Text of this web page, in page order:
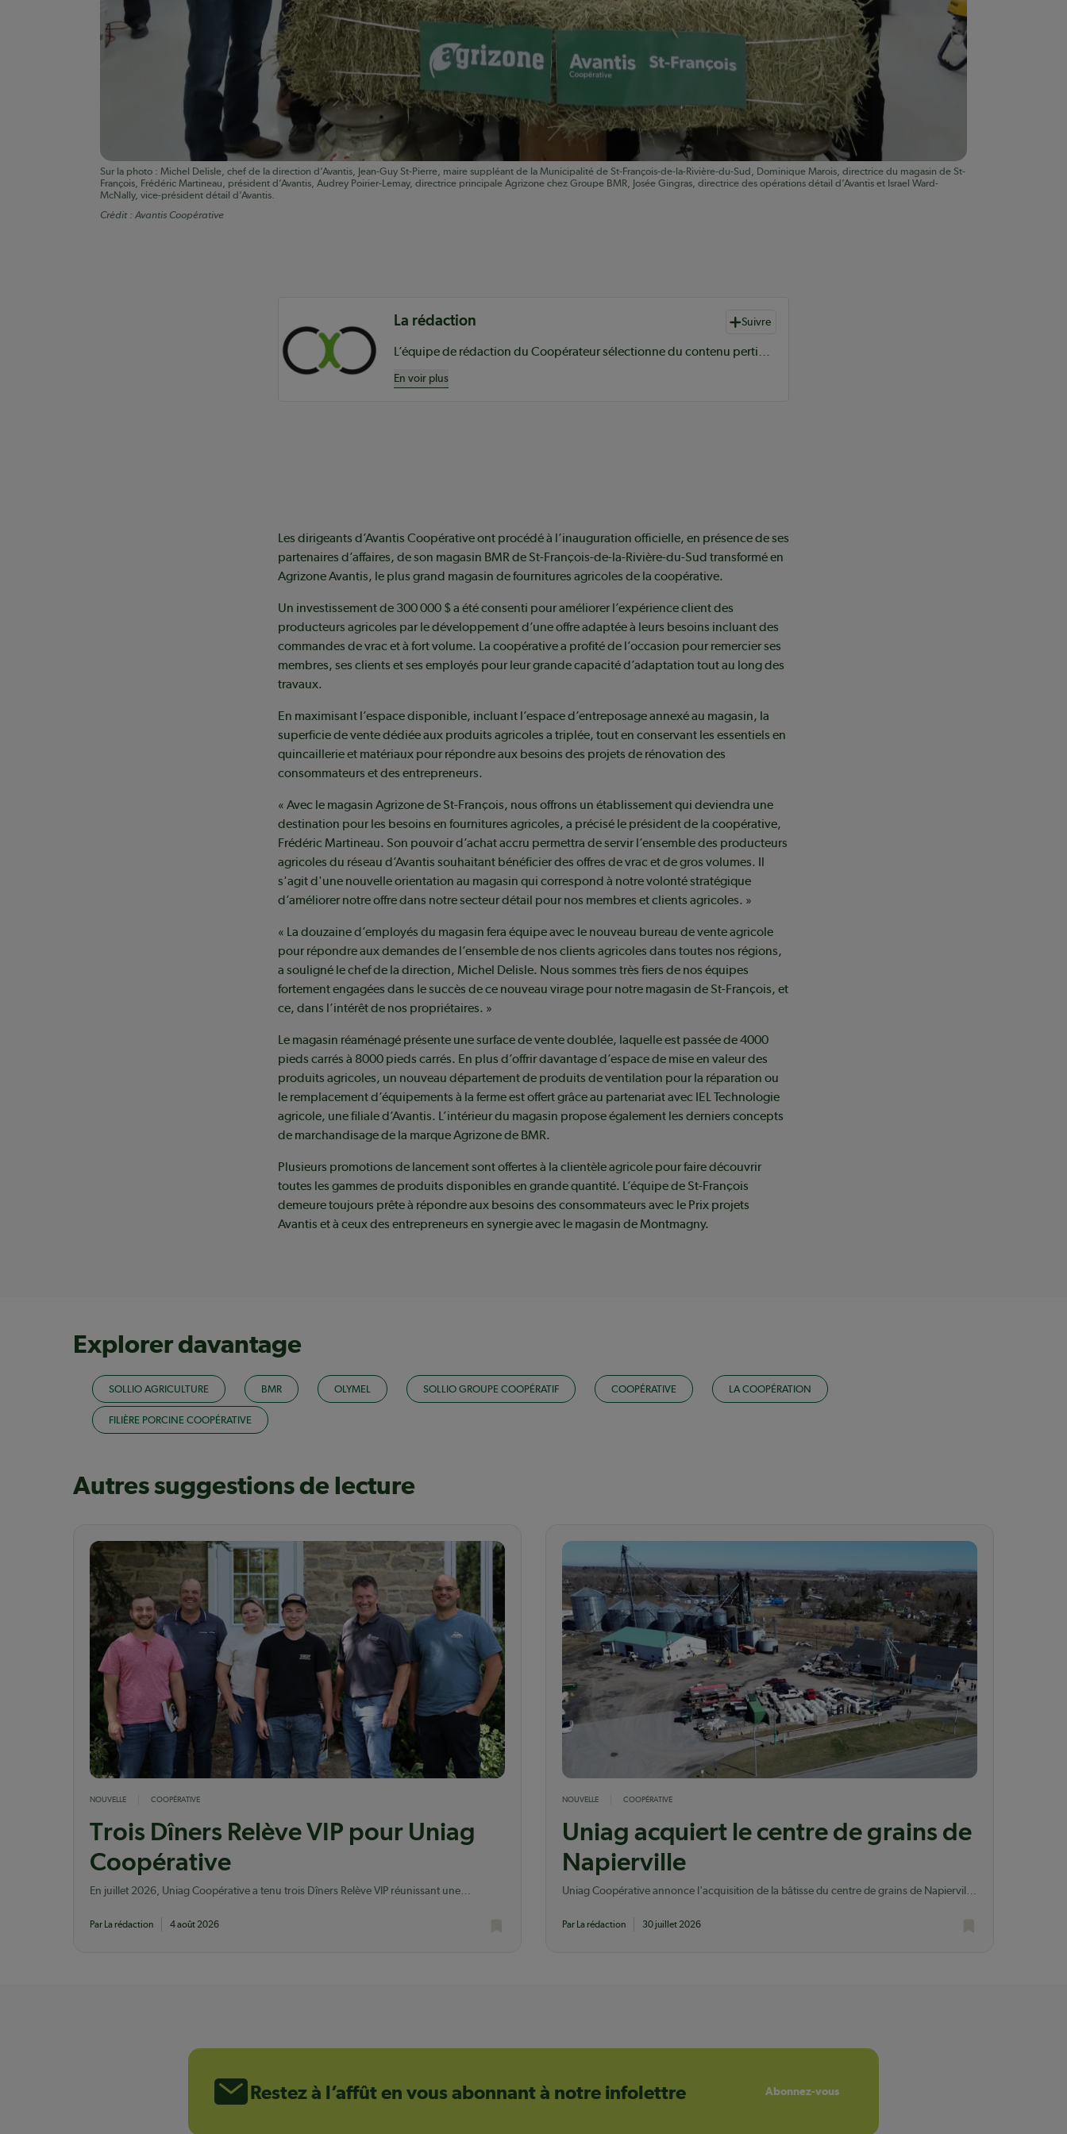
Sur la photo : Michel Delisle, chef de la direction d’Avantis, Jean-Guy St-Pierre, maire suppléant de la Municipalité de St-François-de-la-Rivière-du-Sud, Dominique Marois, directrice du magasin de St-
François, Frédéric Martineau, président d’Avantis, Audrey Poirier-Lemay, directrice principale Agrizone chez Groupe BMR, Josée Gingras, directrice des opérations détail d’Avantis et Israel Ward-
McNally, vice-président détail d’Avantis.
Crédit : Avantis Coopérative
La rédaction Suivre
L’équipe de rédaction du Coopérateur sélectionne du contenu pertinent à vos informations coopératives à l’échelle provinciale, nationale et internationale.
En voir plus
Les dirigeants d’Avantis Coopérative ont procédé à l’inauguration officielle, en présence de ses
partenaires d’affaires, de son magasin BMR de St-François-de-la-Rivière-du-Sud transformé en
Agrizone Avantis, le plus grand magasin de fournitures agricoles de la coopérative.
Un investissement de 300 000 $ a été consenti pour améliorer l’expérience client des
producteurs agricoles par le développement d’une offre adaptée à leurs besoins incluant des
commandes de vrac et à fort volume. La coopérative a profité de l’occasion pour remercier ses
membres, ses clients et ses employés pour leur grande capacité d’adaptation tout au long des
travaux.
En maximisant l’espace disponible, incluant l’espace d’entreposage annexé au magasin, la
superficie de vente dédiée aux produits agricoles a triplée, tout en conservant les essentiels en
quincaillerie et matériaux pour répondre aux besoins des projets de rénovation des
consommateurs et des entrepreneurs.
« Avec le magasin Agrizone de St-François, nous offrons un établissement qui deviendra une
destination pour les besoins en fournitures agricoles, a précisé le président de la coopérative,
Frédéric Martineau. Son pouvoir d’achat accru permettra de servir l’ensemble des producteurs
agricoles du réseau d’Avantis souhaitant bénéficier des offres de vrac et de gros volumes. Il
s'agit d'une nouvelle orientation au magasin qui correspond à notre volonté stratégique
d’améliorer notre offre dans notre secteur détail pour nos membres et clients agricoles. »
« La douzaine d’employés du magasin fera équipe avec le nouveau bureau de vente agricole
pour répondre aux demandes de l’ensemble de nos clients agricoles dans toutes nos régions,
a souligné le chef de la direction, Michel Delisle. Nous sommes très fiers de nos équipes
fortement engagées dans le succès de ce nouveau virage pour notre magasin de St-François, et
ce, dans l’intérêt de nos propriétaires. »
Le magasin réaménagé présente une surface de vente doublée, laquelle est passée de 4000
pieds carrés à 8000 pieds carrés. En plus d’offrir davantage d’espace de mise en valeur des
produits agricoles, un nouveau département de produits de ventilation pour la réparation ou
le remplacement d’équipements à la ferme est offert grâce au partenariat avec IEL Technologie
agricole, une filiale d’Avantis. L’intérieur du magasin propose également les derniers concepts
de marchandisage de la marque Agrizone de BMR.
Plusieurs promotions de lancement sont offertes à la clientèle agricole pour faire découvrir
toutes les gammes de produits disponibles en grande quantité. L’équipe de St-François
demeure toujours prête à répondre aux besoins des consommateurs avec le Prix projets
Avantis et à ceux des entrepreneurs en synergie avec le magasin de Montmagny.
Explorer davantage
SOLLIO AGRICULTURE BMR OLYMEL SOLLIO GROUPE COOPÉRATIF COOPÉRATIVE LA COOPÉRATION
FILIÈRE PORCINE COOPÉRATIVE
Autres suggestions de lecture
NOUVELLE COOPÉRATIVE
Trois Dîners Relève VIP pour Uniag
Coopérative
En juillet 2026, Uniag Coopérative a tenu trois Dîners Relève VIP réunissant une
Par La rédaction 4 août 2026
NOUVELLE COOPÉRATIVE
Uniag acquiert le centre de grains de
Napierville
Uniag Coopérative annonce l'acquisition de la bâtisse du centre de grains de Napierville
Par La rédaction 30 juillet 2026
Restez à l’affût en vous abonnant à notre infolettre Abonnez-vous